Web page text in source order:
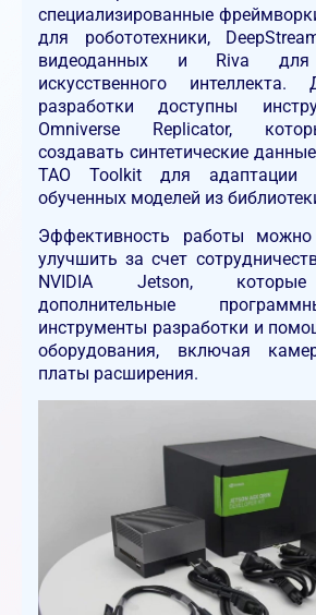
специализированные
для робототехники,
видеоданных и Riva для
искусственного интеллекта.
разработки доступны
Omniverse Replicator,
создавать синтетические
TAO Toolkit для адаптации
обученных моделей из
Эффективность работы можно
улучшить за счет
NVIDIA Jetson, которые
дополнительные
инструменты разработки и
оборудования, включая
платы расширения.